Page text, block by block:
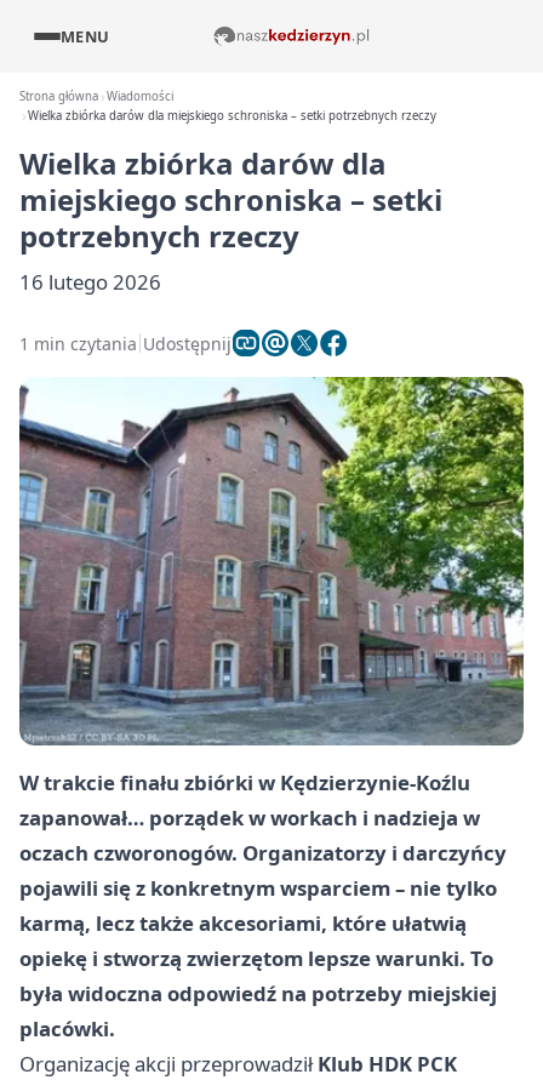
MENU
Strona główna Wiadomości
Wielka zbiórka darów dla miejskiego schroniska – setki potrzebnych rzeczy
Wielka zbiórka darów dla
miejskiego schroniska – setki
potrzebnych rzeczy
16 lutego 2026
1 min czytania Udostępnij
W trakcie finału zbiórki w Kędzierzynie-Koźlu
zapanował… porządek w workach i nadzieja w
oczach czworonogów. Organizatorzy i darczyńcy
pojawili się z konkretnym wsparciem – nie tylko
karmą, lecz także akcesoriami, które ułatwią
opiekę i stworzą zwierzętom lepsze warunki. To
była widoczna odpowiedź na potrzeby miejskiej
placówki.
Organizację akcji przeprowadziłKlub HDK PCK